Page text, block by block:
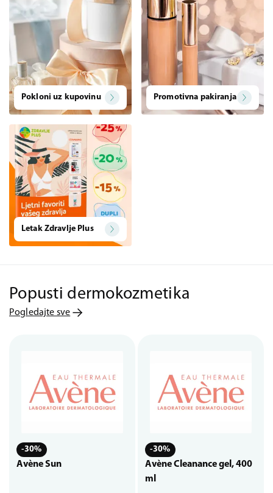
Pokloni uz kupovinu Promotivna pakiranja
Letak Zdravlje Plus
Popusti dermokozmetika
Pogledajte sve
-30%
Avène Sun
-30%
Avène Cleanance gel, 400
ml